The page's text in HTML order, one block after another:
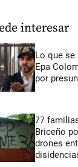
interesar
Lo que se
Epa
por
77
Briceño
drones